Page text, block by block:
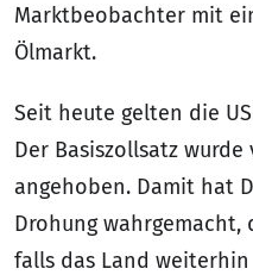
Marktbeobachter mit
Ölmarkt.
Seit heute gelten die
Der Basiszollsatz
angehoben. Damit hat
Drohung
falls das Land